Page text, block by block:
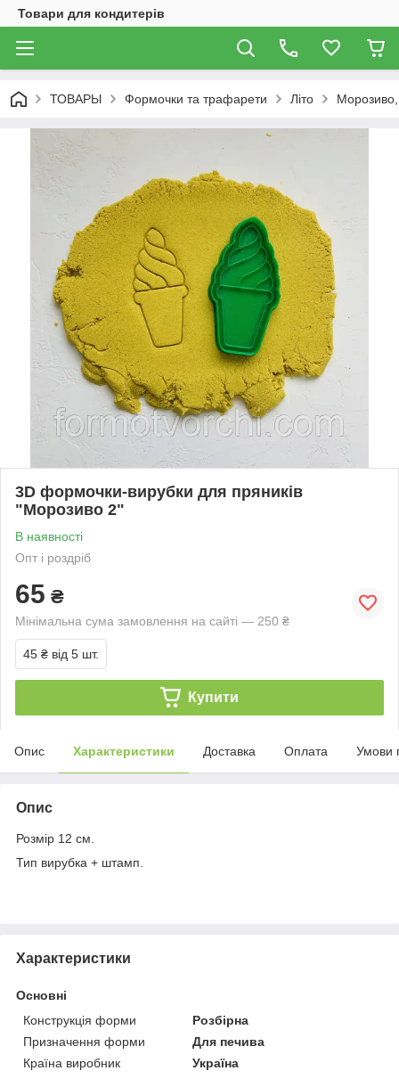
Товари для кондитерів
ТОВАРЫ Формочки та трафарети Літо Морозиво,
3D формочки-вирубки для пряників
"Морозиво 2"
В наявності
Опт і роздріб
65 ₴
Мінімальна сума замовлення на сайті — 250 ₴
45 ₴ від 5 шт.
Купити
Опис Характеристики Доставка Оплата Умови
Опис
Розмір 12 см.
Тип вирубка + штамп.
Характеристики
Основні
Конструкція форми
Розбірна
Призначення форми
Для печива
Країна виробник
Україна